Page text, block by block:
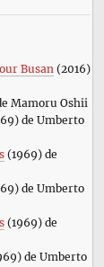
Busan (2016)
Mamoru Oshii
de Umberto
(1969) de
de Umberto
(1969) de
de Umberto